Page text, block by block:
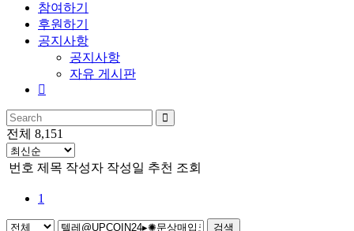
참여하기
후원하기
공지사항
공지사항
자유 게시판
전체 8,151
번호 제목 작성자 작성일 추천 조회
1
검색